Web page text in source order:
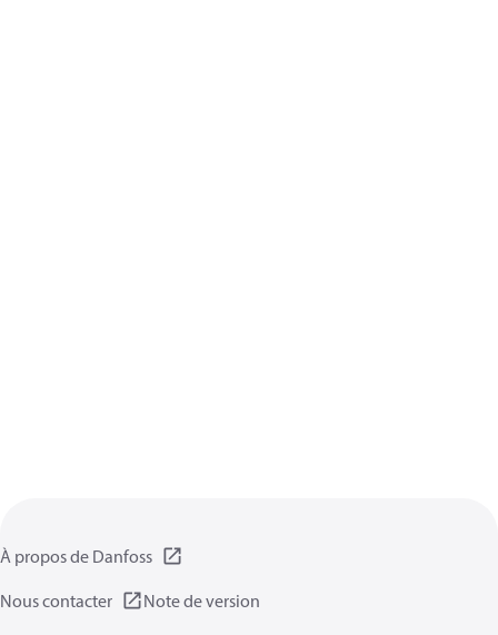
À propos de Danfoss
Nous contacter
Note de version